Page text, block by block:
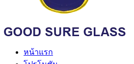
หน้าแรก